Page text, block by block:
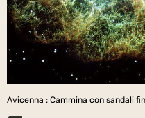
Avicenna : Cammina con sandali